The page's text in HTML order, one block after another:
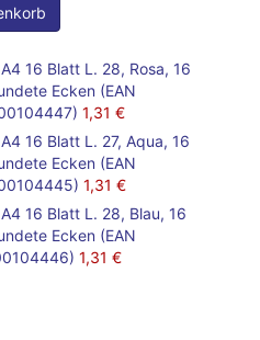
16 Blatt L. 28, Rosa, 16
Ecken (EAN
1,31 €
16 Blatt L. 27, Aqua, 16
Ecken (EAN
1,31 €
16 Blatt L. 28, Blau, 16
Ecken (EAN
1,31 €